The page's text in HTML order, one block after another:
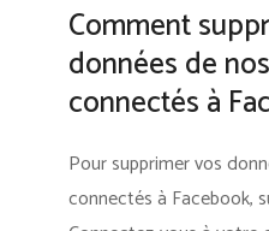
Comment
données de
connectés à
Pour supprimer vos
connectés à Facebook,